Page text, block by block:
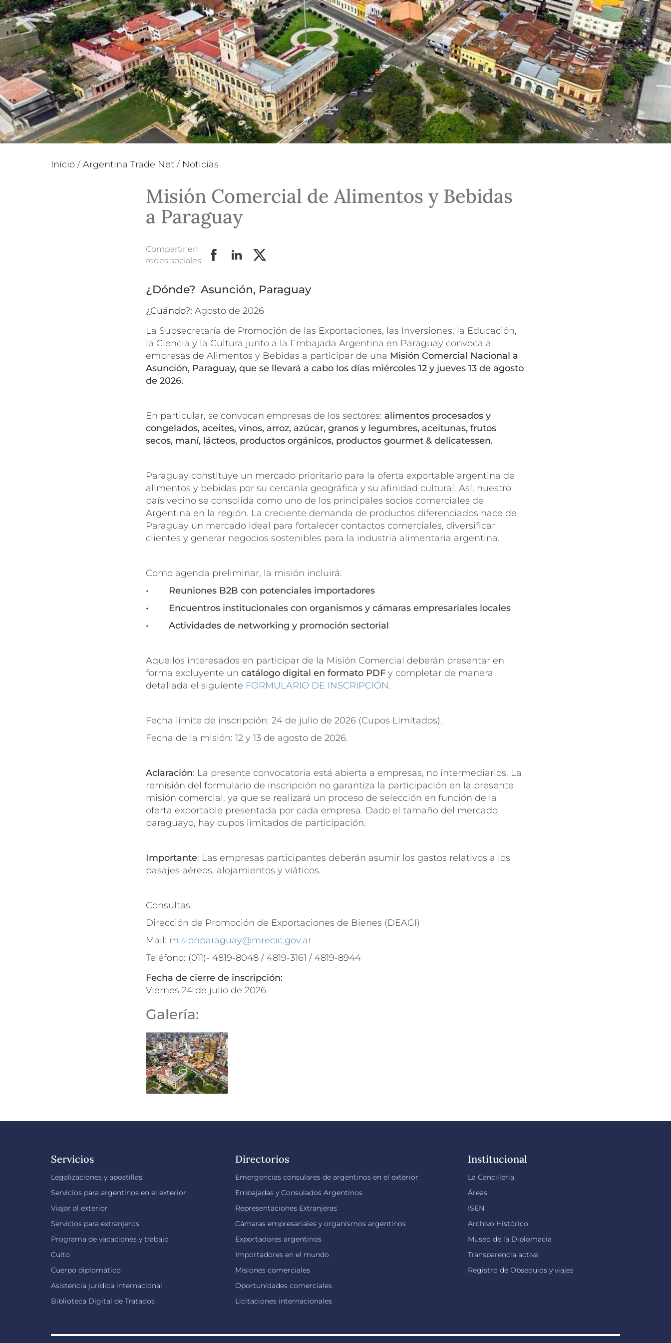
Inicio / Argentina Trade Net / Noticias
Misión Comercial de Alimentos y Bebidas
a Paraguay
Compartir en
redes sociales:
Asunción, Paraguay
¿Cuándo?:
agosto de 2026
La Subsecretaría de Promoción de las Exportaciones, las Inversiones, la Educación,
la Ciencia y la Cultura junto a la Embajada Argentina en Paraguay convoca a
empresas de Alimentos y Bebidas a participar de una Misión Comercial Nacional a
Asunción, Paraguay, que se llevará a cabo los días miércoles 12 y jueves 13 de agosto
de 2026.
En particular, se convocan empresas de los sectores: alimentos procesados y
congelados, aceites, vinos, arroz, azúcar, granos y legumbres, aceitunas, frutos
secos, maní, lácteos, productos orgánicos, productos gourmet & delicatessen.
Paraguay constituye un mercado prioritario para la oferta exportable argentina de
alimentos y bebidas por su cercanía geográfica y su afinidad cultural. Así, nuestro
país vecino se consolida como uno de los principales socios comerciales de
Argentina en la región. La creciente demanda de productos diferenciados hace de
Paraguay un mercado ideal para fortalecer contactos comerciales, diversificar
clientes y generar negocios sostenibles para la industria alimentaria argentina.
Como agenda preliminar, la misión incluirá:
•
Reuniones B2B con potenciales importadores
• Encuentros institucionales con organismos y cámaras empresariales locales
• Actividades de networking y promoción sectorial
Aquellos interesados en participar de la Misión Comercial deberán presentar en
forma excluyente un catálogo digital en formato PDF y completar de manera
detallada el siguiente FORMULARIO DE INSCRIPCIÓN.
Fecha límite de inscripción: 24 de julio de 2026 (Cupos Limitados).
Fecha de la misión: 12 y 13 de agosto de 2026.
Aclaración: La presente convocatoria está abierta a empresas, no intermediarios. La
remisión del formulario de inscripción no garantiza la participación en la presente
misión comercial, ya que se realizará un proceso de selección en función de la
oferta exportable presentada por cada empresa. Dado el tamaño del mercado
paraguayo, hay cupos limitados de participación.
Importante: Las empresas participantes deberán asumir los gastos relativos a los
pasajes aéreos, alojamientos y viáticos.
Consultas:
Dirección de Promoción de Exportaciones de Bienes (DEAGI)
Mail: misionparaguay@mrecic.gov.ar
Teléfono: (011)- 4819-8048 / 4819-3161 / 4819-8944
Fecha de cierre de inscripción:
viernes 24 de julio de 2026
Galería:
Servicios
Legalizaciones y apostillas
Servicios para argentinos en el exterior
Viajar al exterior
Servicios para extranjeros
Programa de vacaciones y trabajo
Culto
Cuerpo diplomático
Asistencia jurídica internacional
Biblioteca Digital de Tratados
Directorios
Emergencias consulares de argentinos en el exterior
Embajadas y Consulados Argentinos
Representaciones Extranjeras
Cámaras empresariales y organismos argentinos
Exportadores argentinos
Importadores en el mundo
Misiones comerciales
Oportunidades comerciales
Licitaciones internacionales
Institucional
La Cancillería
Áreas
ISEN
Archivo Histórico
Museo de la Diplomacia
Transparencia activa
Registro de Obsequios y viajes